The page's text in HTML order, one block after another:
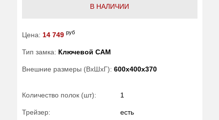
В НАЛИЧИИ
Цена: 14 749 руб
Тип замка: Ключевой САМ
Внешние размеры (ВхШхГ): 600x400x370
Количество полок (шт): 1
Трейзер: есть